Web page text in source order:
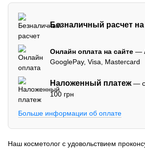
Безналичный расчет
Онлайн оплата на сайте —
GooglePay, Visa, Mastercard
Наложенный платеж— с
100 грн
Больше информации об оплате
Наш косметолог с удовольствием